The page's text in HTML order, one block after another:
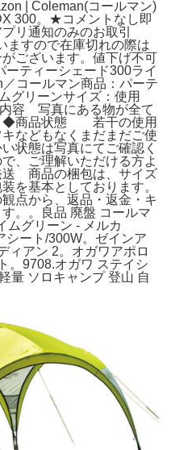
| Coleman(コールマン)
300。★コメントなし即
リ通知のみのお取引
すので在庫切れの際は
ございます。値下げ不可
ティーシェード300ライ
コールマン商品：パーテ
グリーンサイズ：使用
容 写真にある物が全て
◆商品状態 若干の使用
などもなくまだまだご使
状態は写真にてご確認く
、ご理解いただける方よ
商品の梱包は、サイズ
を基本としております。
点から、返品・返金・キ
。。良品 廃盤 コールマ
ムグリーン - メルカ
シート/300W。ゼインア
アン 2。オガワアポロ
。9708.オガワ ステイシ
量 ソロキャンプ 登山 自